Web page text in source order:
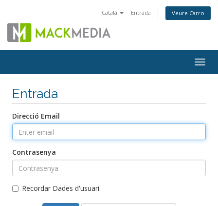
Català Entrada Veure Carro
Entrada
Direcció Email
Contrasenya
Recordar Dades d'usuari